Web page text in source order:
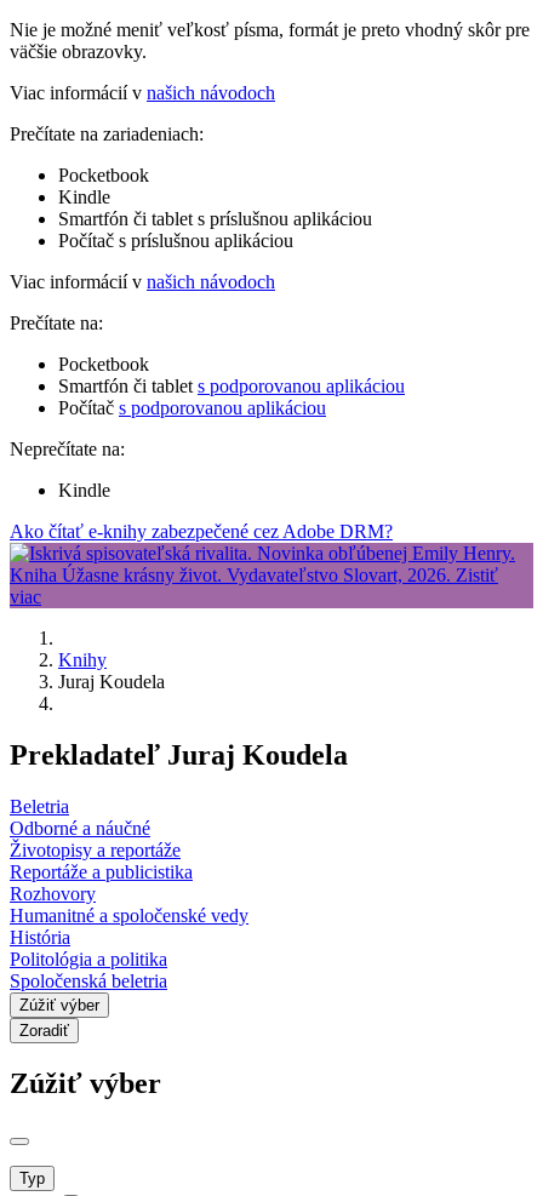
Nie je možné meniť veľkosť písma, formát je preto vhodný skôr pre
väčšie obrazovky.
Viac informácií v našich návodoch
Prečítate na zariadeniach:
Pocketbook
Kindle
Smartfón či tablet s príslušnou aplikáciou
Počítač s príslušnou aplikáciou
Viac informácií v našich návodoch
Prečítate na:
Pocketbook
Smartfón či tablet s podporovanou aplikáciou
Počítač s podporovanou aplikáciou
Neprečítate na:
Kindle
Ako čítať e-knihy zabezpečené cez Adobe DRM?
Knihy
Juraj Koudela
Prekladateľ Juraj Koudela
Beletria
Odborné a náučné
Životopisy a reportáže
Reportáže a publicistika
Rozhovory
Humanitné a spoločenské vedy
História
Politológia a politika
Spoločenská beletria
Zúžiť výber
Zoradiť
Zúžiť výber
Typ